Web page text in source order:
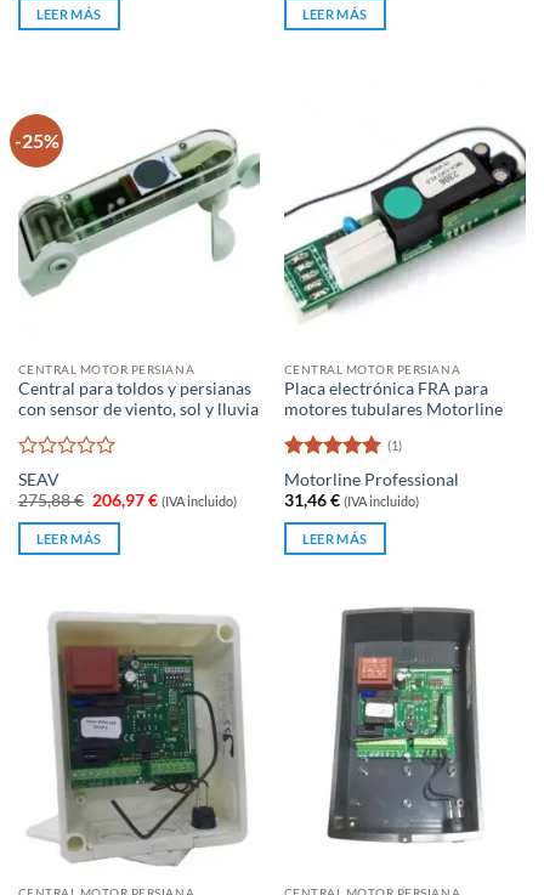
LEER MÁS LEER MÁS
-25%
CENTRAL MOTOR PERSIANA
Central para toldos y persianas
con sensor de viento, sol y lluvia
Valorado
con
0
5
SEAV
275,88€ El
precio
original
era:
206,97€El
precio
(IVA incluido)
LEER MÁS
CENTRAL MOTOR PERSIANA
Placa electrónica FRA para
motores tubulares Motorline
Valorado
con5 de 5
(1)
Motorline Professional
31,46€ (IVA incluido)
LEER MÁS